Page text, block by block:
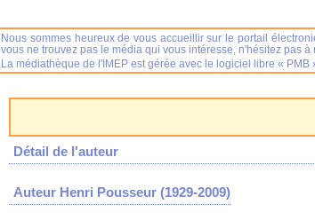
Détail de l'auteur
Auteur Henri Pousseur (1929-2009)
Nous sommes heureux de vous accueillir sur le portail
vous ne trouvez pas le média qui vous intéresse, n'hésitez pas
La médiathèque de l'IMEP est gérée avec le logiciel libre « PMB